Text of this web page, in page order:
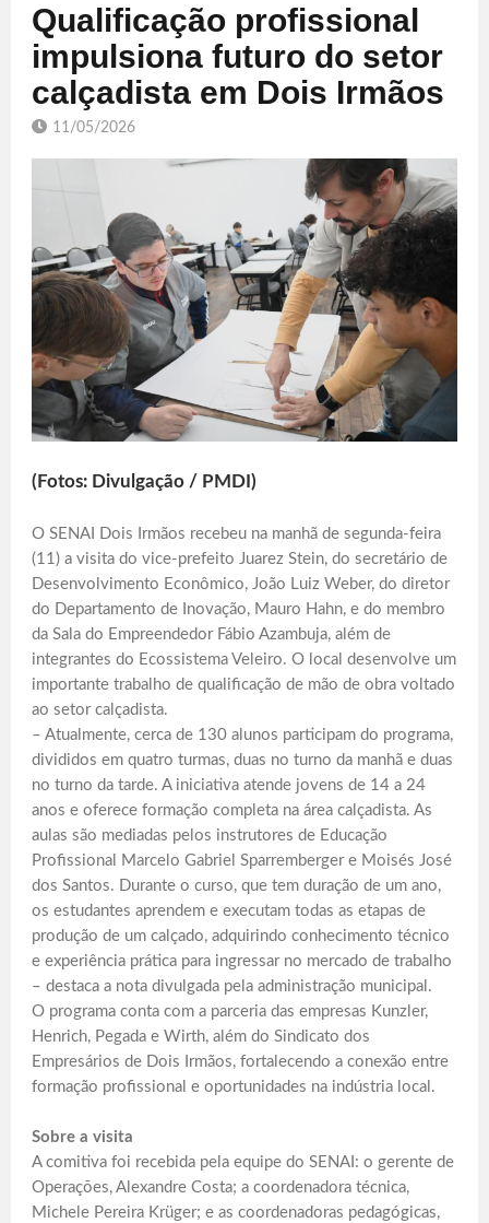
Qualificação profissional
impulsiona futuro do setor
calçadista em Dois Irmãos
11/05/2026
(Fotos: Divulgação / PMDI)
O SENAI Dois Irmãos recebeu na manhã de segunda-feira
(11) a visita do vice-prefeito Juarez Stein, do secretário de
Desenvolvimento Econômico, João Luiz Weber, do diretor
do Departamento de Inovação, Mauro Hahn, e do membro
da Sala do Empreendedor Fábio Azambuja, além de
integrantes do Ecossistema Veleiro. O local desenvolve um
importante trabalho de qualificação de mão de obra voltado
ao setor calçadista.
– Atualmente, cerca de 130 alunos participam do programa,
divididos em quatro turmas, duas no turno da manhã e duas
no turno da tarde. A iniciativa atende jovens de 14 a 24
anos e oferece formação completa na área calçadista. As
aulas são mediadas pelos instrutores de Educação
Profissional Marcelo Gabriel Sparremberger e Moisés José
dos Santos. Durante o curso, que tem duração de um ano,
os estudantes aprendem e executam todas as etapas de
produção de um calçado, adquirindo conhecimento técnico
e experiência prática para ingressar no mercado de trabalho
– destaca a nota divulgada pela administração municipal.
O programa conta com a parceria das empresas Kunzler,
Henrich, Pegada e Wirth, além do Sindicato dos
Empresários de Dois Irmãos, fortalecendo a conexão entre
formação profissional e oportunidades na indústria local.
Sobre a visita
A comitiva foi recebida pela equipe do SENAI: o gerente de
Operações, Alexandre Costa; a coordenadora técnica,
Michele Pereira Krüger; e as coordenadoras pedagógicas,